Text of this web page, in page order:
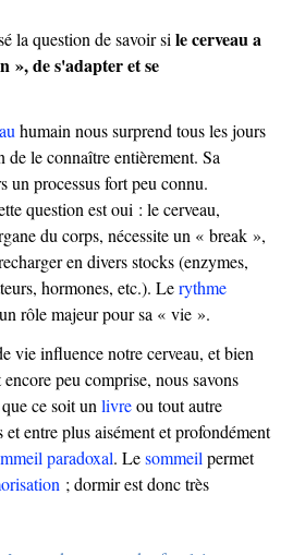
la question de savoir si le cerveau a
», de s'adapter et se
humain nous surprend tous les jours
de le connaître entièrement. Sa
un processus fort peu connu.
question est oui : le cerveau,
du corps, nécessite un « break »,
en divers stocks (enzymes,
hormones, etc.). Lerythme
rôle majeur pour sa « vie ».
peu comprise, nous savons
ce soit un livreou tout autre
et entre plus aisément et profondément
paradoxal. Lesommeil permet
; dormir est donc très